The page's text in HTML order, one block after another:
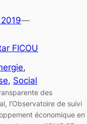
—
FICOU
, Social
des
l’Observatoire de suivi
économique en